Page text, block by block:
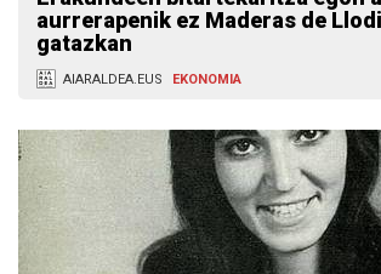
aurrerapenik ez Maderas de
gatazkan
AIARALDEA.EUS EKONOMIA